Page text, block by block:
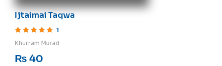
Ijtaimai Taqwa
1
Khurram Murad
₨ 40